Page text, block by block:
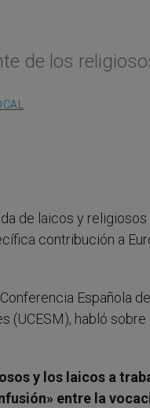
de los
de laicos y
contribución a
Española
(UCESM), habló
y los laicos a
entre la